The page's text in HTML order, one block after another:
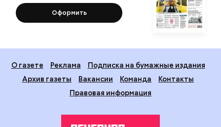
Оформить
О газете Реклама
Подписка на бумажные издания
Архив газеты
Вакансии Команда
Контакты
Правовая информация